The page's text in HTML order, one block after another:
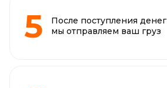
После поступления денег
мы отправляем ваш груз